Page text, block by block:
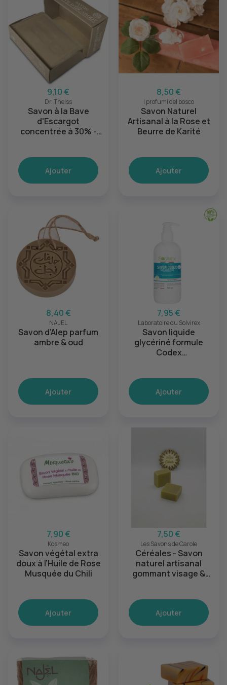
9,10 €
Dr. Theiss
Savon à la Bave
d'Escargot
concentrée à 30% -
Ajouter
8,50 €
I profumi del bosco
Savon Naturel
Artisanal à la Rose et
Beurre de Karité
Ajouter
8,40 €
NAJEL
Savon d'Alep parfum
ambre & oud
Ajouter
7,95 €
Laboratoire du Solvirex
Savon liquide
glycériné formule
Codex
Ajouter
7,90 €
Kosmeo
Savon végétal extra
doux à l’Huile de Rose
Musquée du Chili
Ajouter
7,50 €
Les Savons de Carole
Céréales - Savon
naturel artisanal
gommant visage &
Ajouter